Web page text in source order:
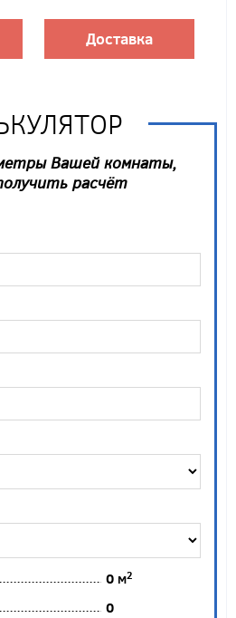
Доставка
Вашей комнаты,
расчёт
0 м2
0